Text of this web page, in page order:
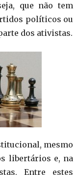
que não tem
políticos ou
dos ativistas.
mesmo
libertários e, na
Entre estes